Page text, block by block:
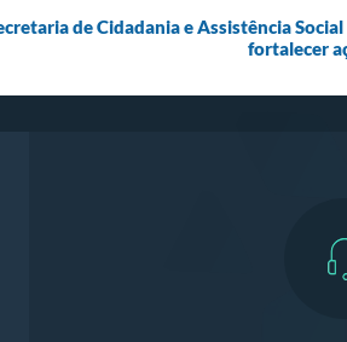
de Cidadania e Assistência
fortalecer